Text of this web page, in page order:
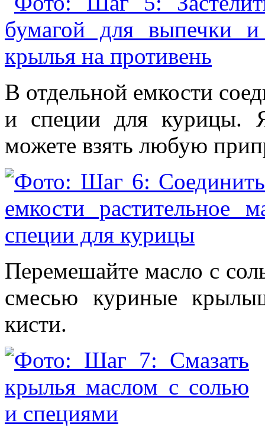
В отдельной емкости
и специи для курицы.
можете взять любую
Перемешайте масло с
смесью куриные
кисти.